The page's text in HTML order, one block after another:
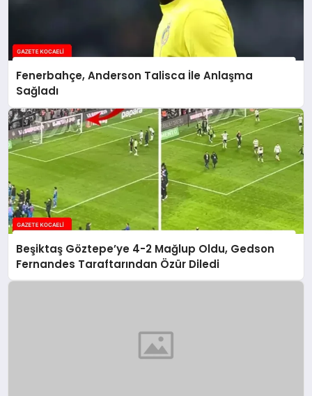
Fenerbahçe, Anderson Talisca İle Anlaşma
Sağladı
Beşiktaş Göztepe’ye 4-2 Mağlup Oldu, Gedson
Fernandes Taraftarından Özür Diledi